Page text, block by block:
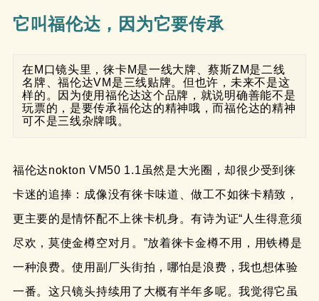
它叫福伦达，因为它要传承
在M口镜头里，徕卡M是一线大牌、蔡斯ZM是二线
名牌、福伦达VM是三线贴牌。但也许，未来不是这
样的。因为使用福伦达这个品牌，就说明确善能不是
玩票的，是要传承福伦达的精神哦，而福伦达的精神
可不是三线杂牌哦。
福伦达nokton VM50 1.1虽然是大光圈，却很少受到徕
卡迷的追捧：成像没有徕卡味道、做工不如徕卡精致，
更主要的是情怀配不上徕卡机身。有诗为证“人生得意须
尽欢，莫使金樽空对月。”放着徕卡金樽不用，用铁樽是
一种浪费。使用副厂头街拍，哪怕是浪费，我也想体验
一番。这只镜头持续用了大概有半年多呢。我觉得它虽